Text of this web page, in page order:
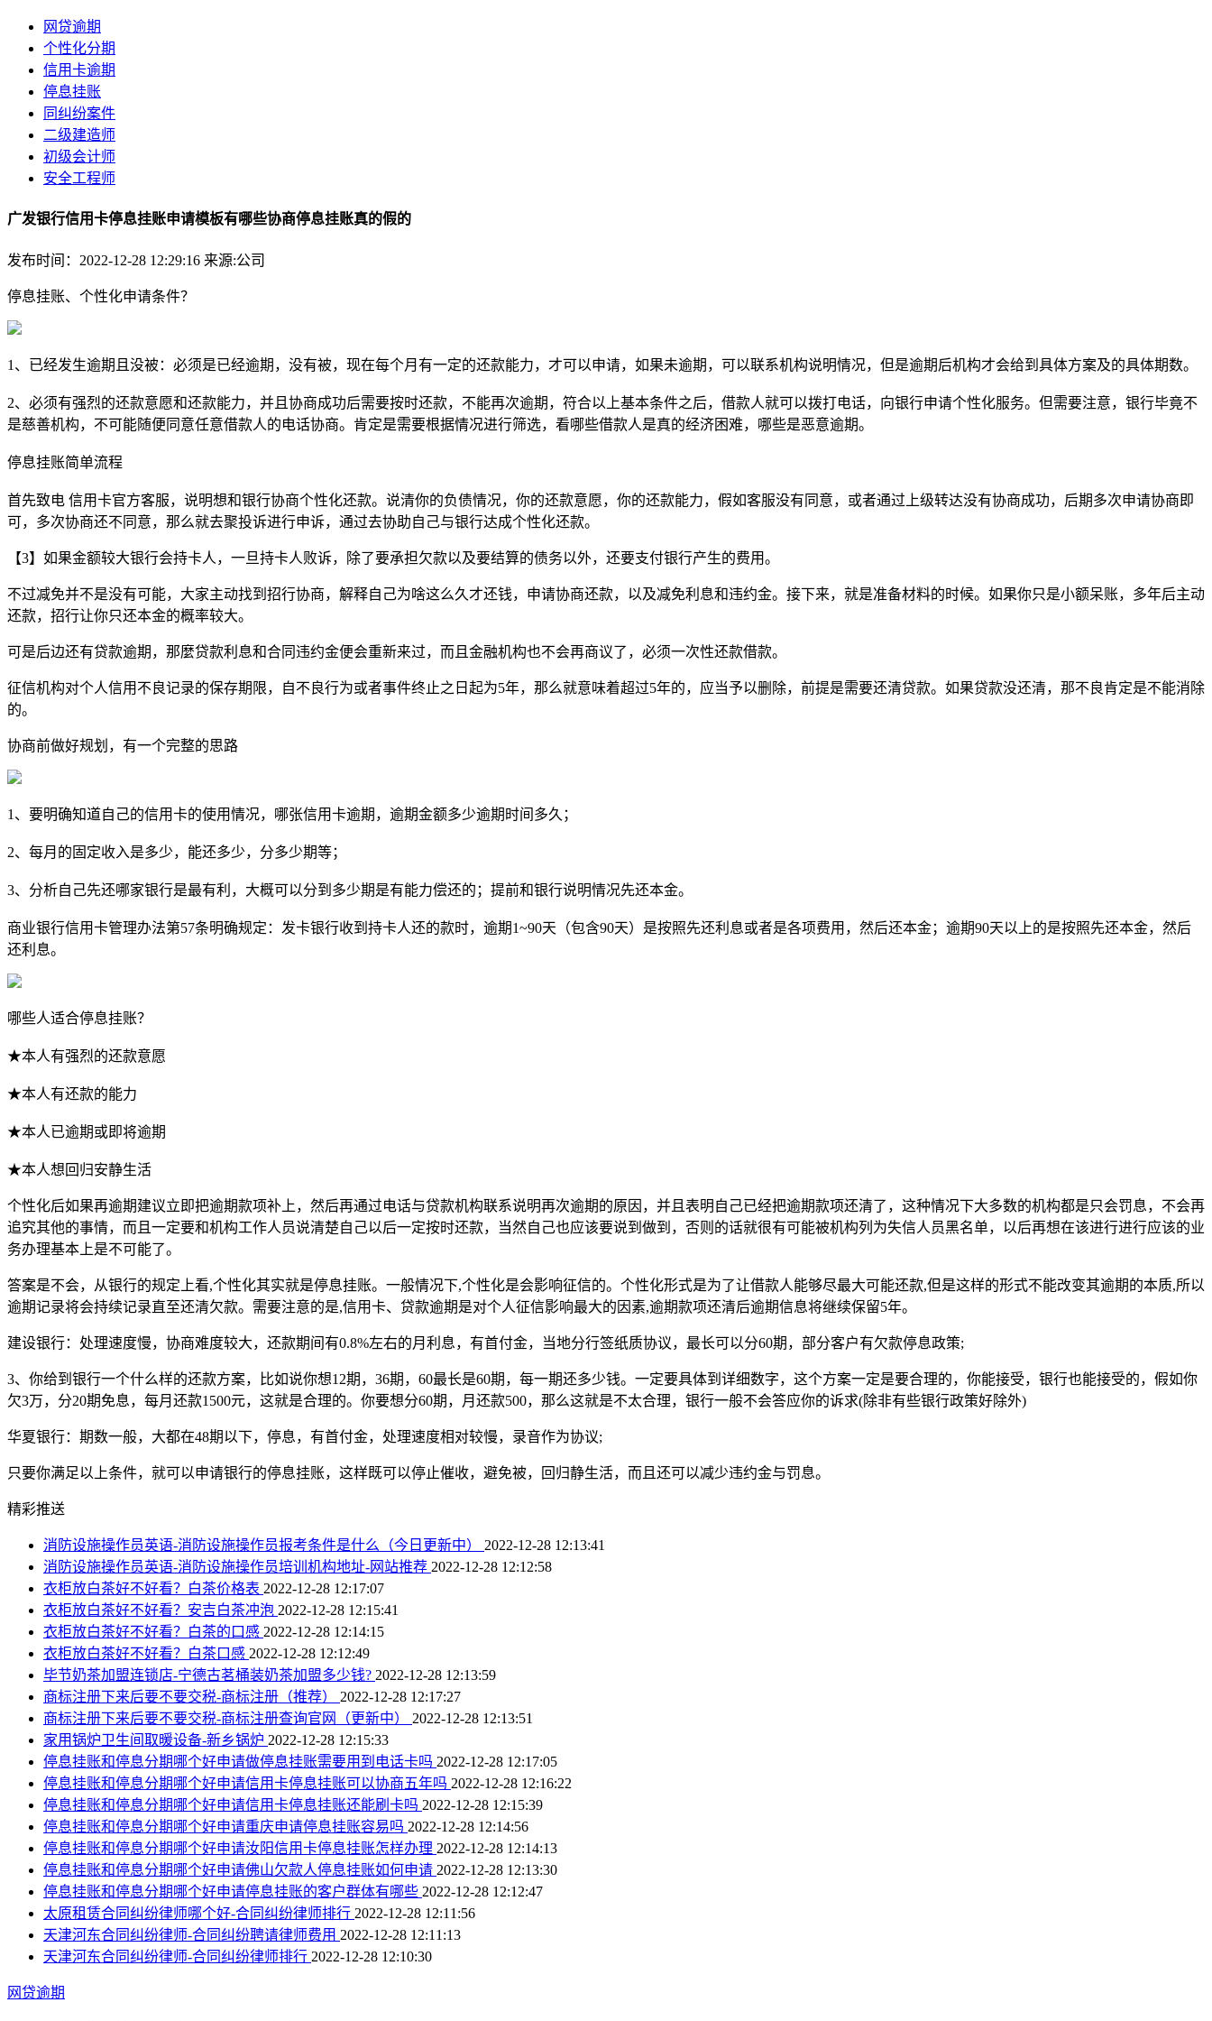
网贷逾期
个性化分期
信用卡逾期
停息挂账
同纠纷案件
二级建造师
初级会计师
安全工程师
广发银行信用卡停息挂账申请模板有哪些协商停息挂账真的假的
发布时间：2022-12-28 12:29:16 来源:公司
停息挂账、个性化申请条件？
1、已经发生逾期且没被：必须是已经逾期，没有被，现在每个月有一定的还款能力，才可以申请，如果未逾期，可以联系机构说明情况，但是逾期后机构才会给到具体方案及的具体期数。
2、必须有强烈的还款意愿和还款能力，并且协商成功后需要按时还款，不能再次逾期，符合以上基本条件之后，借款人就可以拨打电话，向银行申请个性化服务。但需要注意，银行毕竟不
是慈善机构，不可能随便同意任意借款人的电话协商。肯定是需要根据情况进行筛选，看哪些借款人是真的经济困难，哪些是恶意逾期。
停息挂账简单流程
首先致电 信用卡官方客服，说明想和银行协商个性化还款。说清你的负债情况，你的还款意愿，你的还款能力，假如客服没有同意，或者通过上级转达没有协商成功，后期多次申请协商即
可，多次协商还不同意，那么就去聚投诉进行申诉，通过去协助自己与银行达成个性化还款。
【3】如果金额较大银行会持卡人，一旦持卡人败诉，除了要承担欠款以及要结算的债务以外，还要支付银行产生的费用。
不过减免并不是没有可能，大家主动找到招行协商，解释自己为啥这么久才还钱，申请协商还款，以及减免利息和违约金。接下来，就是准备材料的时候。如果你只是小额呆账，多年后主动
还款，招行让你只还本金的概率较大。
可是后边还有贷款逾期，那麼贷款利息和合同违约金便会重新来过，而且金融机构也不会再商议了，必须一次性还款借款。
征信机构对个人信用不良记录的保存期限，自不良行为或者事件终止之日起为5年，那么就意味着超过5年的，应当予以删除，前提是需要还清贷款。如果贷款没还清，那不良肯定是不能消除
的。
协商前做好规划，有一个完整的思路
1、要明确知道自己的信用卡的使用情况，哪张信用卡逾期，逾期金额多少逾期时间多久；
2、每月的固定收入是多少，能还多少，分多少期等；
3、分析自己先还哪家银行是最有利，大概可以分到多少期是有能力偿还的；提前和银行说明情况先还本金。
商业银行信用卡管理办法第57条明确规定：发卡银行收到持卡人还的款时，逾期1~90天（包含90天）是按照先还利息或者是各项费用，然后还本金；逾期90天以上的是按照先还本金，然后
还利息。
哪些人适合停息挂账？
★本人有强烈的还款意愿
★本人有还款的能力
★本人已逾期或即将逾期
★本人想回归安静生活
个性化后如果再逾期建议立即把逾期款项补上，然后再通过电话与贷款机构联系说明再次逾期的原因，并且表明自己已经把逾期款项还清了，这种情况下大多数的机构都是只会罚息，不会再
追究其他的事情，而且一定要和机构工作人员说清楚自己以后一定按时还款，当然自己也应该要说到做到，否则的话就很有可能被机构列为失信人员黑名单，以后再想在该进行进行应该的业
务办理基本上是不可能了。
答案是不会，从银行的规定上看,个性化其实就是停息挂账。一般情况下,个性化是会影响征信的。个性化形式是为了让借款人能够尽最大可能还款,但是这样的形式不能改变其逾期的本质,所以
逾期记录将会持续记录直至还清欠款。需要注意的是,信用卡、贷款逾期是对个人征信影响最大的因素,逾期款项还清后逾期信息将继续保留5年。
建设银行：处理速度慢，协商难度较大，还款期间有0.8%左右的月利息，有首付金，当地分行签纸质协议，最长可以分60期，部分客户有欠款停息政策;
3、你给到银行一个什么样的还款方案，比如说你想12期，36期，60最长是60期，每一期还多少钱。一定要具体到详细数字，这个方案一定是要合理的，你能接受，银行也能接受的，假如你
欠3万，分20期免息，每月还款1500元，这就是合理的。你要想分60期，月还款500，那么这就是不太合理，银行一般不会答应你的诉求(除非有些银行政策好除外)
华夏银行：期数一般，大都在48期以下，停息，有首付金，处理速度相对较慢，录音作为协议;
只要你满足以上条件，就可以申请银行的停息挂账，这样既可以停止催收，避免被，回归静生活，而且还可以减少违约金与罚息。
精彩推送
消防设施操作员英语-消防设施操作员报考条件是什么（今日更新中） 2022-12-28 12:13:41
消防设施操作员英语-消防设施操作员培训机构地址-网站推荐 2022-12-28 12:12:58
衣柜放白茶好不好看？白茶价格表 2022-12-28 12:17:07
衣柜放白茶好不好看？安吉白茶冲泡 2022-12-28 12:15:41
衣柜放白茶好不好看？白茶的口感 2022-12-28 12:14:15
衣柜放白茶好不好看？白茶口感 2022-12-28 12:12:49
毕节奶茶加盟连锁店-宁德古茗桶装奶茶加盟多少钱? 2022-12-28 12:13:59
商标注册下来后要不要交税-商标注册（推荐） 2022-12-28 12:17:27
商标注册下来后要不要交税-商标注册查询官网（更新中） 2022-12-28 12:13:51
家用锅炉卫生间取暖设备-新乡锅炉 2022-12-28 12:15:33
停息挂账和停息分期哪个好申请做停息挂账需要用到电话卡吗 2022-12-28 12:17:05
停息挂账和停息分期哪个好申请信用卡停息挂账可以协商五年吗 2022-12-28 12:16:22
停息挂账和停息分期哪个好申请信用卡停息挂账还能刷卡吗 2022-12-28 12:15:39
停息挂账和停息分期哪个好申请重庆申请停息挂账容易吗 2022-12-28 12:14:56
停息挂账和停息分期哪个好申请汝阳信用卡停息挂账怎样办理 2022-12-28 12:14:13
停息挂账和停息分期哪个好申请佛山欠款人停息挂账如何申请 2022-12-28 12:13:30
停息挂账和停息分期哪个好申请停息挂账的客户群体有哪些 2022-12-28 12:12:47
太原租赁合同纠纷律师哪个好-合同纠纷律师排行 2022-12-28 12:11:56
天津河东合同纠纷律师-合同纠纷聘请律师费用 2022-12-28 12:11:13
天津河东合同纠纷律师-合同纠纷律师排行 2022-12-28 12:10:30
网贷逾期